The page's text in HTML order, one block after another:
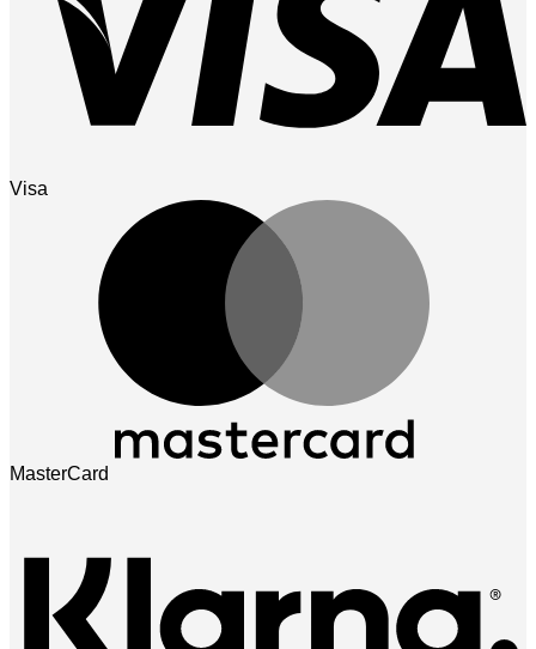
Visa
MasterCard